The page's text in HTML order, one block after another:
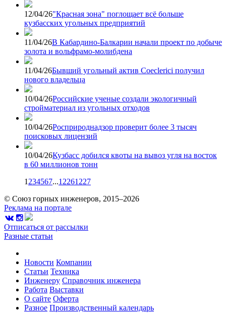
12/04/26"Красная зона" поглощает всё больше
кузбасских угольных предприятий
11/04/26В Кабардино-Балкарии начали проект по добыче
золота и вольфрамо-молибдена
11/04/26Бывший угольный актив Coeclerici получил
нового владельца
10/04/26Российские ученые создали экологичный
стройматериал из угольных отходов
10/04/26Росприроднадзор проверит более 3 тысяч
поисковых лицензий
10/04/26Кузбасс добился квоты на вывоз угля на восток
в 60 миллионов тонн
1 234567...12261227
© Союз горных инженеров, 2015–2026
Реклама на портале
Отписаться от рассылки
Разные статьи
Новости Компании
Статьи Техника
Инженеру Справочник инженера
Работа Выставки
О сайте Оферта
Разное Производственный календарь